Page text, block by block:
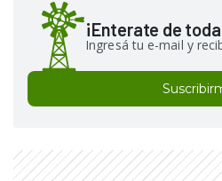
¡Enterate de
Ingresá tu e-mail y